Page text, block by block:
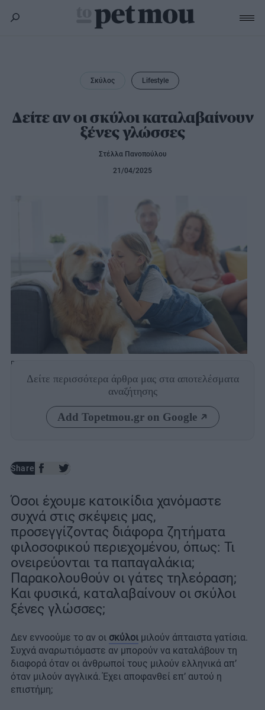
Εκπαίδευση
Υγεία
Άλλα κατοικίδια
Lifestyle
Σκύλος
Δείτε αν οι σκύλοι καταλαβαίνουν
ξένες γλώσσες
Στέλλα Πανοπούλου
21/04/2025
Photo: Shutterstock
Δείτε περισσότερα άρθρα μας στα αποτελέσματα
αναζήτησης
Add Topetmou.gr on Google
Share
Όσοι έχουμε κατοικίδια χανόμαστε
συχνά στις σκέψεις μας,
προσεγγίζοντας διάφορα ζητήματα
φιλοσοφικού περιεχομένου, όπως: Τι
ονειρεύονται τα παπαγαλάκια;
Παρακολουθούν οι γάτες τηλεόραση;
Και φυσικά, καταλαβαίνουν οι σκύλοι
ξένες γλώσσες;
Δεν εννοούμε το αν οι σκύλοι μιλούν άπταιστα γατίσια.
Συχνά αναρωτιόμαστε αν μπορούν να καταλάβουν τη
διαφορά όταν οι άνθρωποί τους μιλούν ελληνικά απ’
όταν μιλούν αγγλικά. Έχει αποφανθεί επ’ αυτού η
επιστήμη;